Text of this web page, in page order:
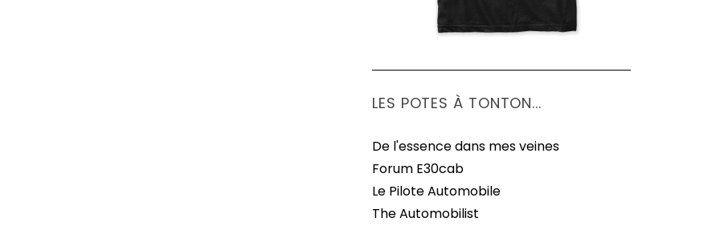
LES POTES À TONTON...
De l'essence dans mes veines
Forum E30cab
Le Pilote Automobile
The Automobilist